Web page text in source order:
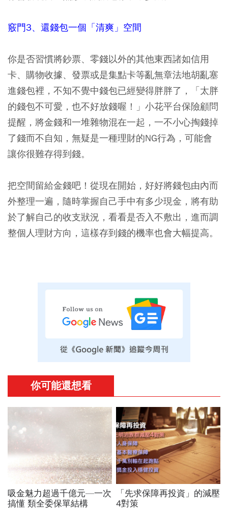
竅門3、還錢包一個「清爽」空間
你是否習慣將鈔票、零錢以外的其他東西諸如信用
卡、購物收據、發票或是集點卡等亂無章法地胡亂塞
進錢包裡，不知不覺中錢包已經變得胖胖了，「太胖
的錢包不可愛，也不好放錢喔！」小花平台保險顧問
提醒，將金錢和一堆雜物混在一起，一不小心掏錢掉
了錢而不自知，無疑是一種理財的NG行為，可能會
讓你很難存得到錢。
把空間留給金錢吧！從現在開始，好好將錢包由內而
外整理一遍，隨時掌握自己手中有多少現金，將有助
於了解自己的收支狀況，看看是否入不敷出，進而調
整個人理財方向，這樣存到錢的機率也會大幅提高。